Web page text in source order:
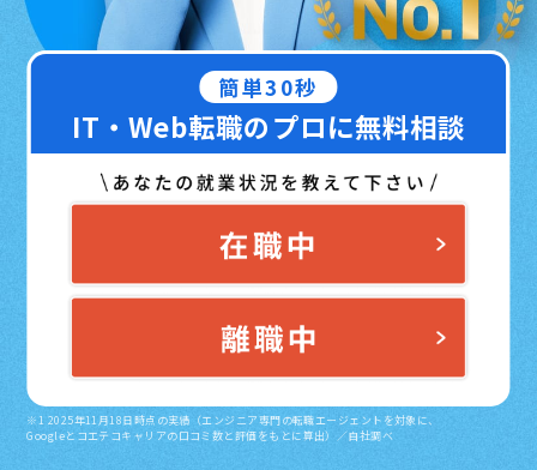
簡単30秒
IT・Web転職のプロに無料相談
※1 2025年11月18日時点の実績（エンジニア専門の転職エージェントを対象に、
Googleとコエテコキャリアの口コミ数と評価をもとに算出）／自社調べ